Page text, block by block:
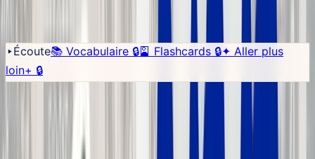
compétences
Écoute📚 Vocabulaire 🔒🎴 Flashcards 🔒✦ Aller plus
loin+ 🔒
📖